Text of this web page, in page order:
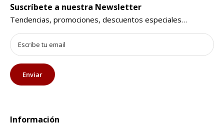
Suscríbete a nuestra Newsletter
Tendencias, promociones, descuentos especiales…
Información